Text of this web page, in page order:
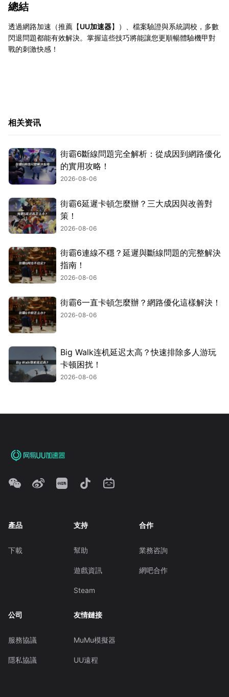
總結
透過網路加速（推薦【UU加速器】）、檔案驗證與系統調校，多數
閃退問題都能有效解決。掌握這些技巧將能讓您更順暢體驗機甲對
戰的刺激快感！
相关资讯
街霸6斷線問題完全解析：從成因到網路優化
的實用攻略！
2026-08-06
街霸6延遲卡頓怎麼辦？三大成因與改善對
策！
2026-08-06
街霸6連線不穩？延遲與斷線問題的完整解決
指南！
2026-08-06
街霸6一直卡頓怎麼辦？網路優化這樣解決！
2026-08-06
Big Walk连机延迟太高？快速排除多人游玩
卡顿困扰！
2026-08-06
產品
下載
支持
幫助
遊戲資訊
Steam
合作
業務咨詢
網吧合作
公司
服務協議
隱私協議
友情鏈接
MuMu模擬器
UU遠程